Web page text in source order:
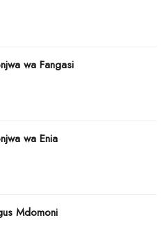
wa Fangasi
wa Enia
Mdomoni